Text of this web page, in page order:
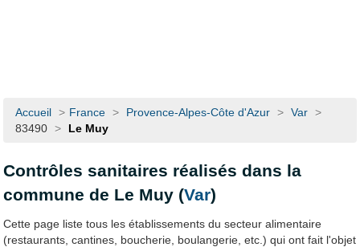
Accueil > France > Provence-Alpes-Côte d'Azur > Var >
83490 > Le Muy
Contrôles sanitaires réalisés dans la
commune de Le Muy (Var)
Cette page liste tous les établissements du secteur alimentaire
(restaurants, cantines, boucherie, boulangerie, etc.) qui ont fait l'objet